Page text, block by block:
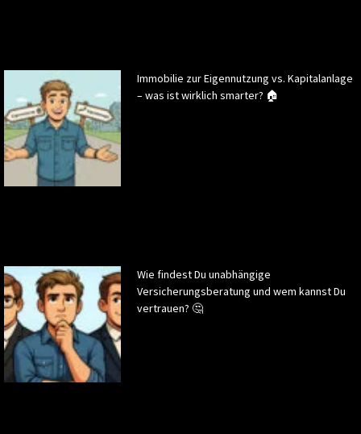
Immobilie zur Eigennutzung vs. Kapitalanlage
– was ist wirklich smarter? 🏠
Wie findest Du unabhängige
Versicherungsberatung und wem kannst Du
vertrauen? 🤔